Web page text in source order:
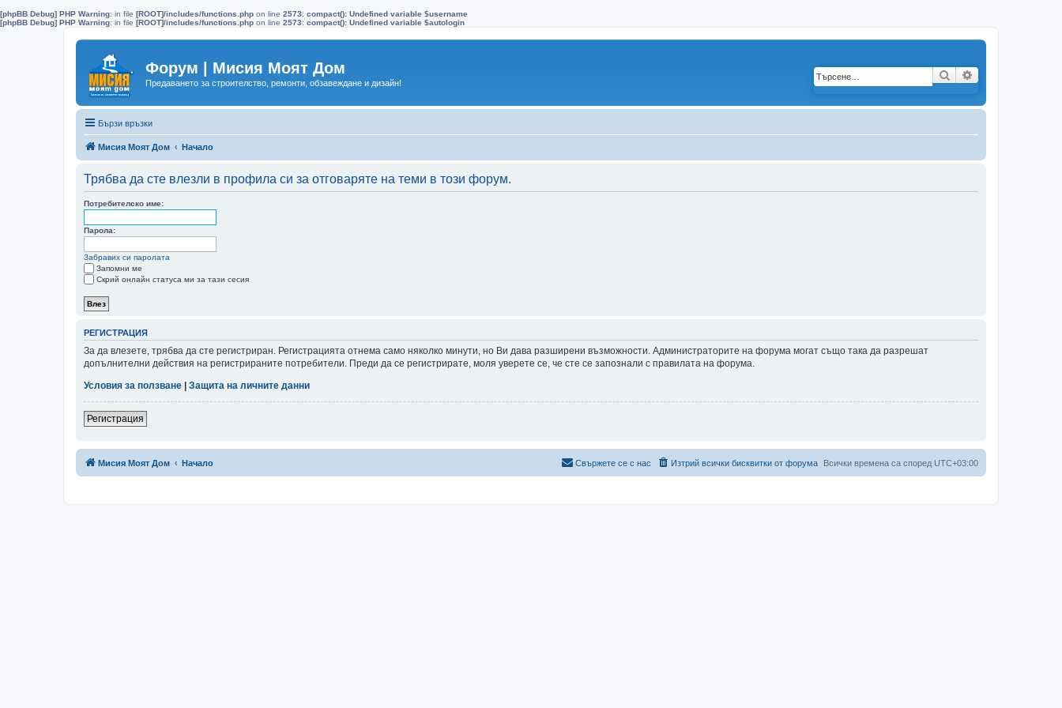
[phpBB Debug] PHP Warning: in file [ROOT]/includes/functions.php on line 2573: compact(): Undefined variable $username
[phpBB Debug] PHP Warning: in file [ROOT]/includes/functions.php on line 2573: compact(): Undefined variable $autologin
Форум | Мисия Моят Дом
Предаването за строителство, ремонти, обзавеждане и дизайн! Търсене
Бързи връзки
Мисия Моят Дом Начало
Трябва да сте влезли в профила си за отговаряте на теми в този форум.
Потребителско име:
Парола:
Забравих си паролата
Запомни ме
Скрий онлайн статуса ми за тази сесия
РЕГИСТРАЦИЯ
За да влезете, трябва да сте регистриран. Регистрацията отнема само няколко минути, но Ви дава разширени възможности. Администраторите на форума могат също така да разрешат
допълнителни действия на регистрираните потребители. Преди да се регистрирате, моля уверете се, че сте се запознали с правилата на форума.
Условия за ползване
Защита на личните данни
Регистрация
Мисия Моят Дом Начало Всички времена са според UTC+03:00
Изтрий всички бисквитки от форума
Свържете се с нас